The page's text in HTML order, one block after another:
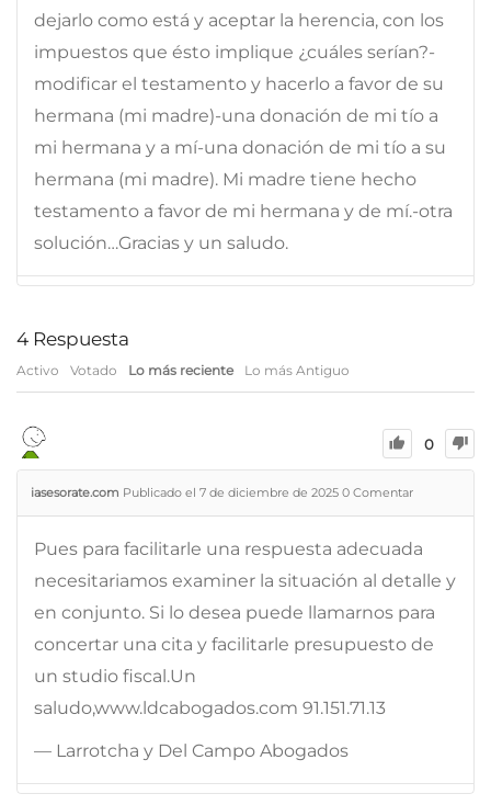
dejarlo como está y aceptar la herencia, con los
impuestos que ésto implique ¿cuáles serían?-
modificar el testamento y hacerlo a favor de su
hermana (mi madre)-una donación de mi tío a
mi hermana y a mí-una donación de mi tío a su
hermana (mi madre). Mi madre tiene hecho
testamento a favor de mi hermana y de mí.-otra
solución…Gracias y un saludo.
4 Respuesta
Activo Votado Lo más reciente Lo más Antiguo
0
iasesorate.com Publicado el 7 de diciembre de 2025 0 Comentar
Pues para facilitarle una respuesta adecuada
necesitariamos examiner la situación al detalle y
en conjunto. Si lo desea puede llamarnos para
concertar una cita y facilitarle presupuesto de
un studio fiscal.Un
saludo,www.ldcabogados.com 91.151.71.13
— Larrotcha y Del Campo Abogados